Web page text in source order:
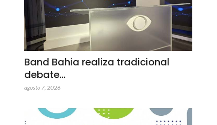
Band Bahia realiza tradicional
debate…
agosto 7, 2026